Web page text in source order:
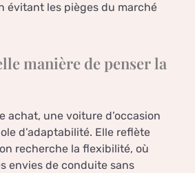
évitant les pièges du marché
manière de penser la
achat, une voiture d’occasion
d’adaptabilité. Elle reflète
recherche la flexibilité, où
envies de conduite sans